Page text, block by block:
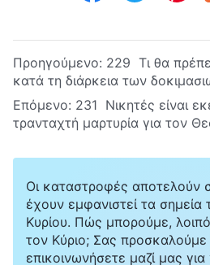
Προηγούμενο: 229 Τι θα
κατά τη διάρκεια των
Επόμενο: 231 Νικητές είναι
τρανταχτή μαρτυρία για τον
Οι καταστροφές αποτελούν
έχουν εμφανιστεί τα σημεία
Κυρίου. Πώς μπορούμε,
τον Κύριο; Σας προσκαλούμε
επικοινωνήσετε μαζί μας